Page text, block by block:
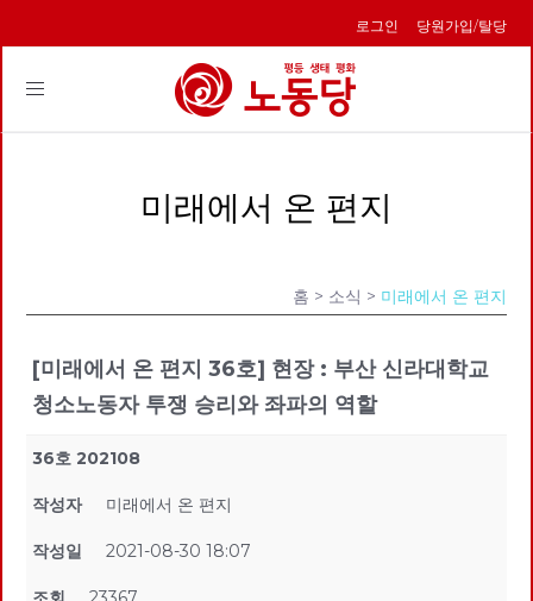
로그인 당원가입/탈당
Toggle
미래에서 온 편지
홈 > 소식 > 미래에서 온 편지
[미래에서 온 편지 36호] 현장 : 부산 신라대학교
청소노동자 투쟁 승리와 좌파의 역할
36호 202108
작성자 미래에서 온 편지
작성일 2021-08-30 18:07